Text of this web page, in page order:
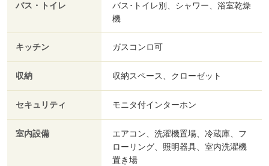
バス・トイレ
バス･トイレ別、シャワー、浴室乾燥
機
キッチン ガスコンロ可
収納 収納スペース、クローゼット
セキュリティ モニタ付インターホン
室内設備
エアコン、洗濯機置場、冷蔵庫、フ
ローリング、照明器具、室内洗濯機
置き場